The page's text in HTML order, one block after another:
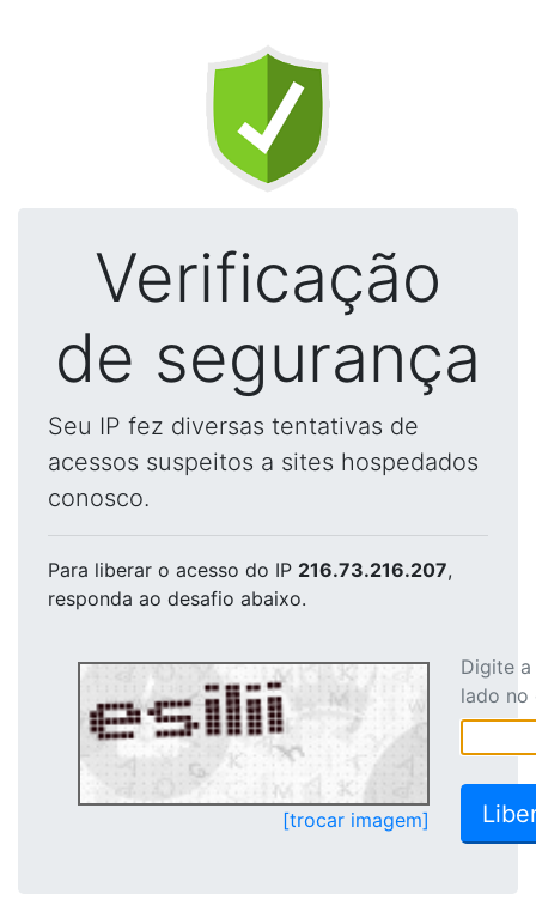
Verificação
de segurança
Seu IP fez diversas tentativas de
acessos suspeitos a sites hospedados
conosco.
Para liberar o acesso do IP 216.73.216.207,
responda ao desafio abaixo.
[trocar imagem]
Digite
lado no